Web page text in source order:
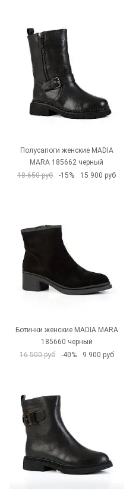
Полусапоги женские MADIA
MARA 185662 черный
18 650 руб
-15% 15 900 руб
Ботинки женские MADIA MARA
185660 черный
16 500 руб
-40% 9 900 руб